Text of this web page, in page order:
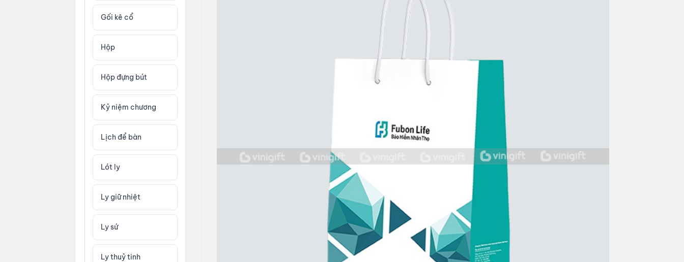
Gối kê cổ
Hộp
Hộp đựng bút
Kỷ niệm chương
Lịch để bàn
Lót ly
Ly giữ nhiệt
Ly sứ
Ly thuỷ tinh